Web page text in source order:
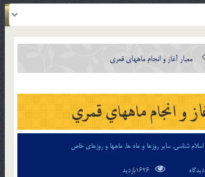
معيار آغاز و انجام ماههاي قمري
و انجام ماههاي قمري
اسلام شناسی,سایر روزها و ماه ها, ماهها و روزهای خاص